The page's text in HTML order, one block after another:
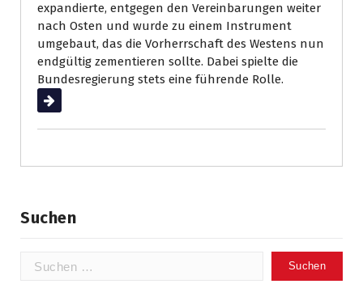
expandierte, entgegen den Vereinbarungen weiter
nach Osten und wurde zu einem Instrument
umgebaut, das die Vorherrschaft des Westens nun
endgültig zementieren sollte. Dabei spielte die
Bundesregierung stets eine führende Rolle.
Weiterlesen
Suchen
Suchen